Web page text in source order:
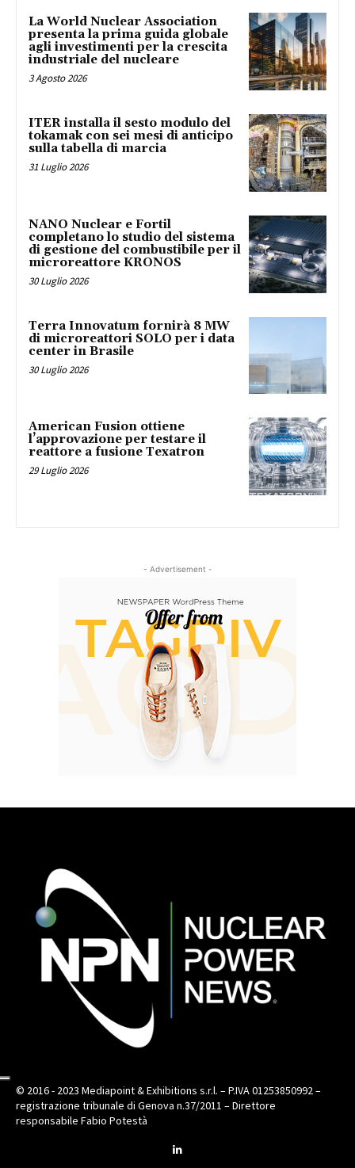
La World Nuclear Association
presenta la prima guida globale
agli investimenti per la crescita
industriale del nucleare
3 Agosto 2026
ITER installa il sesto modulo del
tokamak con sei mesi di anticipo
sulla tabella di marcia
31 Luglio 2026
NANO Nuclear e Fortil
completano lo studio del sistema
di gestione del combustibile per il
microreattore KRONOS
30 Luglio 2026
Terra Innovatum fornirà 8 MW
di microreattori SOLO per i data
center in Brasile
30 Luglio 2026
American Fusion ottiene
l’approvazione per testare il
reattore a fusione Texatron
29 Luglio 2026
- Advertisement -
© 2016 - 2023 Mediapoint & Exhibitions s.r.l. – P.IVA 01253850992 –
registrazione tribunale di Genova n.37/2011 – Direttore
responsabile Fabio Potestà